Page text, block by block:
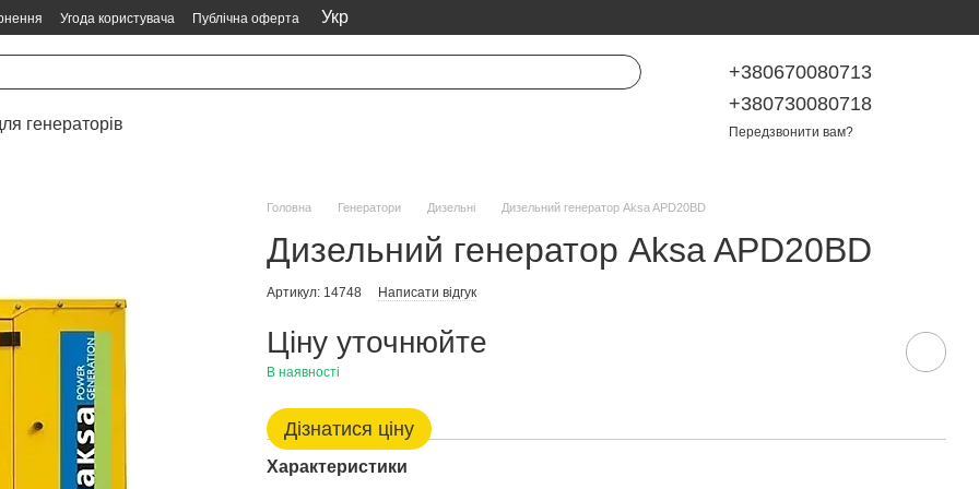
Угода користувача Публічна оферта Укр
генераторів
+380670080713
+380730080718
Передзвонити вам?
Головна Генератори Дизельні Дизельний генератор Aksa APD20BD
Дизельний генератор Aksa APD20BD
Артикул: 14748 Написати відгук
Ціну уточнюйте
В наявності
Дізнатися ціну
Характеристики